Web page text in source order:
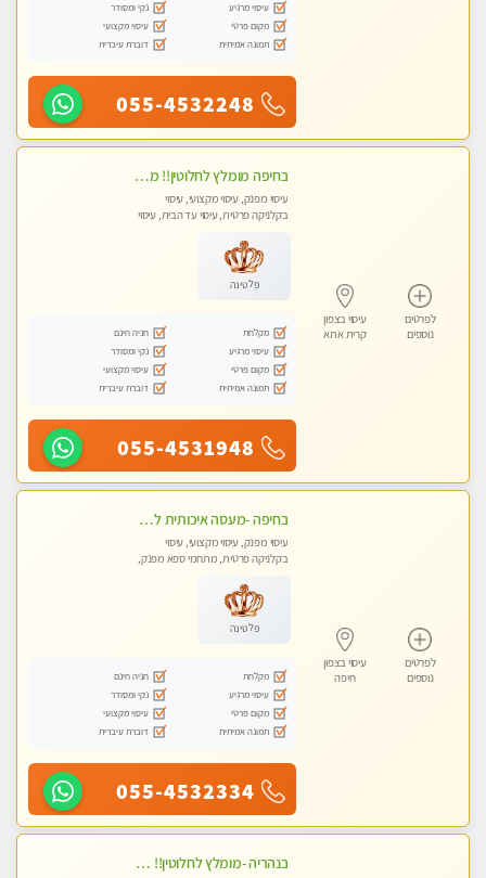
עיסוי מרגיע
נקי ומסודר
מקום פרטי
עיסוי מקצועי
תמונה אמיתית
דוברת עיברית
055-4532248
לפרטים
נוספים
עיסוי בצפון
קרית אתא
בחיפה מומלץ לחלוטין!! מעסה יפה איכותית מקצועית ומפנקת מאוד פרטי מומלץ בחום.עיסוי מפנק מאוווד.
עיסוי מפנק, עיסוי מקצועי, עיסוי
בקלניקה פרטית, עיסוי עד הבית, עיסוי
פלטינה
מקלחת
חניה חינם
עיסוי מרגיע
נקי ומסודר
מקום פרטי
עיסוי מקצועי
תמונה אמיתית
דוברת עיברית
055-4531948
לפרטים
נוספים
עיסוי בצפון
חיפה
בחיפה -מעסה איכותית לעיסוי טנטרה מקצועי ומרגיעה - WHATSAPP ONLY
עיסוי מפנק, עיסוי מקצועי, עיסוי
בקלניקה פרטית, מתחמי ספא מפנק,
פלטינה
מקלחת
חניה חינם
עיסוי מרגיע
נקי ומסודר
מקום פרטי
עיסוי מקצועי
תמונה אמיתית
דוברת עיברית
055-4532334
בנהריה -מומלץ לחלוטין!! מעסה יפה איכותית מקצועית ומפנקת מאוד פרטי מומלץ בחום